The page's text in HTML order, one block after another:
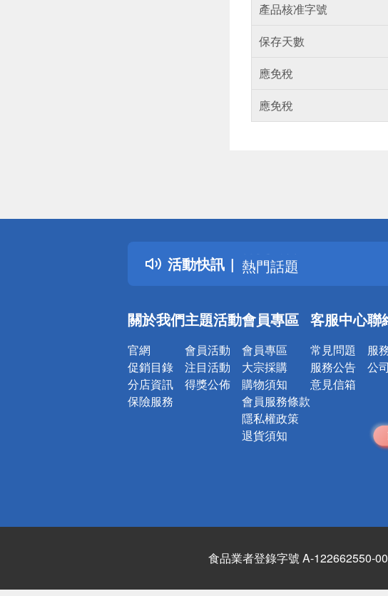
產品核准字號
保存天數
應免稅
應免稅
活動快訊
詐騙網頁！請小心！
得獎公告
熱門話題
銀行優惠
詐騙網頁！請小心！
關於我們
官網
促銷目錄
分店資訊
保險服務
主題活動
會員活動
注目活動
得獎公佈
會員專區
會員專區
大宗採購
購物須知
會員服務條款
隱私權政策
退貨須知
客服中心
常見問題
服務公告
意見信箱
聯
服
公
食品業者登錄字號 A-122662550-